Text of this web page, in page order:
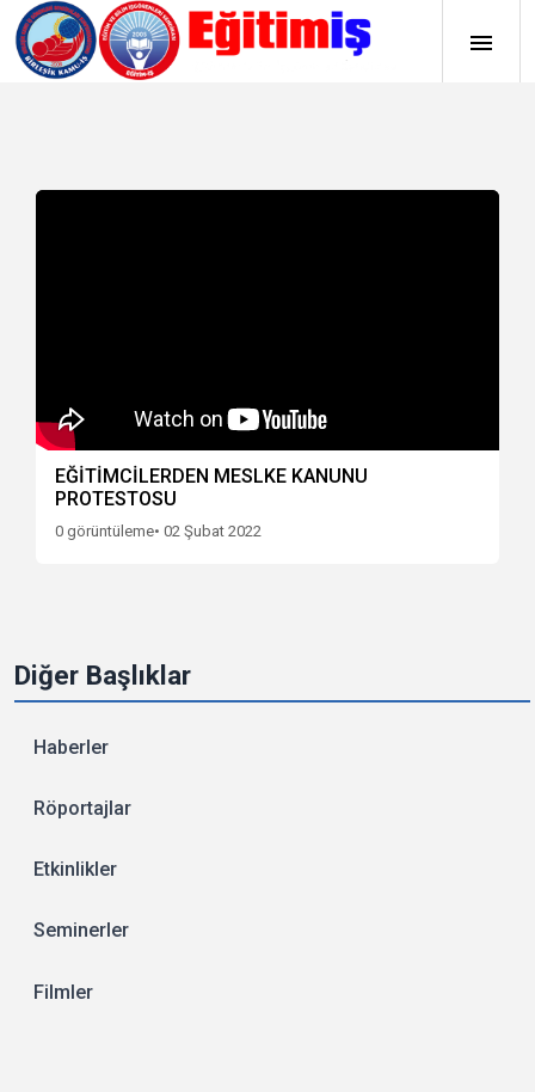
Diğer Başlıklar
Haberler
Röportajlar
Etkinlikler
Seminerler
Filmler
EĞİTİMCİLERDEN MESLKE KANUNU
PROTESTOSU
0 görüntüleme• 02 Şubat 2022